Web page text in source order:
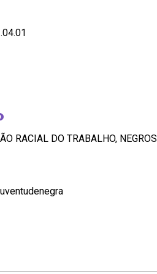
RACIAL DO TRABALHO, NEGROS